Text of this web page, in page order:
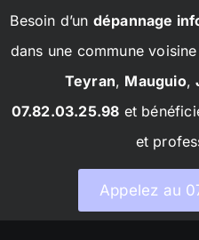
Besoin d’un dépannage
dans une commune
Teyran, Mauguio,
07.82.03.25.98 et
et
Appelez au